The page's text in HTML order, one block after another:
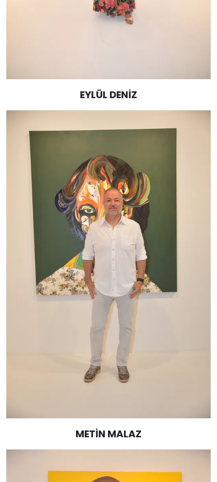
EYLÜL DENİZ
METİN MALAZ